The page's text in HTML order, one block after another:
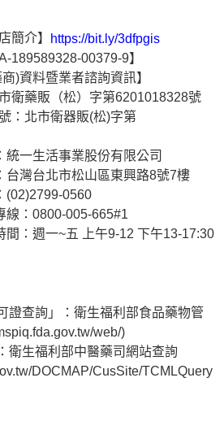
簡介】
https://bit.ly/3dfpgis
189589328-00379-9】
)資料暨業者諮詢資訊】
衛藥販（松）字第6201018328號
：北市衛器販(松)字第
統一生活事業股份有限公司
台灣台北市松山區東興路8號7樓
(02)2799-0560
線：0800-005-665#1
間：週一~五 上午9-12 下午13-17:30
證查詢」：衛生福利部食品藥物管
web/)
衛生福利部中醫藥司網站查詢
DOCMAP/CusSite/TCMLQuery